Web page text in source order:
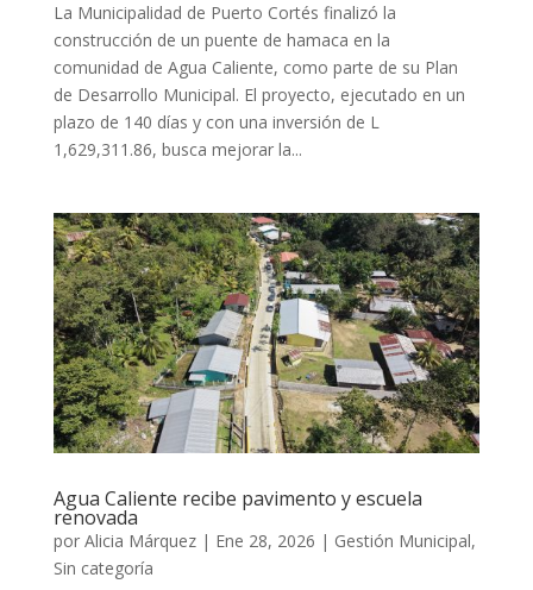
La Municipalidad de Puerto Cortés finalizó la
construcción de un puente de hamaca en la
comunidad de Agua Caliente, como parte de su Plan
de Desarrollo Municipal. El proyecto, ejecutado en un
plazo de 140 días y con una inversión de L
1,629,311.86, busca mejorar la...
Agua Caliente recibe pavimento y escuela
renovada
por Alicia Márquez| Ene 28, 2026 | Gestión Municipal,
Sin categoría